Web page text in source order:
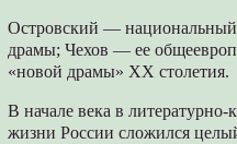
Островский — национальный
драмы; Чехов — ее
«новой драмы» ХХ столетия.
В начале века в литературно-
жизни России сложился